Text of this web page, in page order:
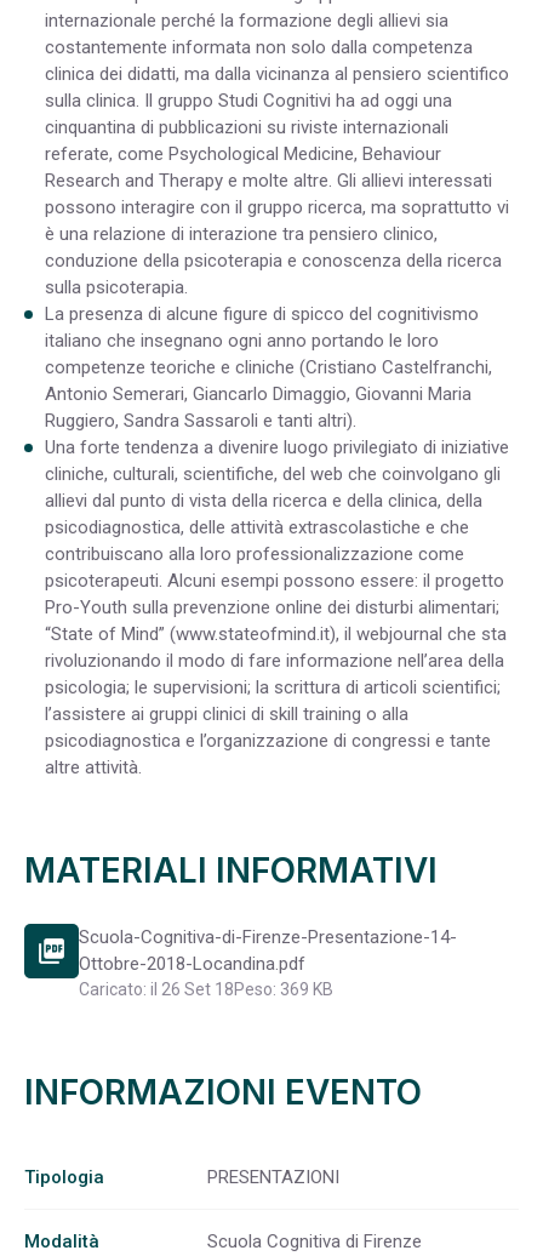
internazionale perché la formazione degli allievi sia
costantemente informata non solo dalla competenza
clinica dei didatti, ma dalla vicinanza al pensiero scientifico
sulla clinica. Il gruppo Studi Cognitivi ha ad oggi una
cinquantina di pubblicazioni su riviste internazionali
referate, come Psychological Medicine, Behaviour
Research and Therapy e molte altre. Gli allievi interessati
possono interagire con il gruppo ricerca, ma soprattutto vi
è una relazione di interazione tra pensiero clinico,
conduzione della psicoterapia e conoscenza della ricerca
sulla psicoterapia.
La presenza di alcune figure di spicco del cognitivismo
italiano che insegnano ogni anno portando le loro
competenze teoriche e cliniche (Cristiano Castelfranchi,
Antonio Semerari, Giancarlo Dimaggio, Giovanni Maria
Ruggiero, Sandra Sassaroli e tanti altri).
Una forte tendenza a divenire luogo privilegiato di iniziative
cliniche, culturali, scientifiche, del web che coinvolgano gli
allievi dal punto di vista della ricerca e della clinica, della
psicodiagnostica, delle attività extrascolastiche e che
contribuiscano alla loro professionalizzazione come
psicoterapeuti. Alcuni esempi possono essere: il progetto
Pro-Youth sulla prevenzione online dei disturbi alimentari;
“State of Mind” (www.stateofmind.it), il webjournal che sta
rivoluzionando il modo di fare informazione nell’area della
psicologia; le supervisioni; la scrittura di articoli scientifici;
l’assistere ai gruppi clinici di skill training o alla
psicodiagnostica e l’organizzazione di congressi e tante
altre attività.
MATERIALI INFORMATIVI
picture_as_pdf
Scuola-Cognitiva-di-Firenze-Presentazione-14-
Ottobre-2018-Locandina.pdf
Caricato: il 26 Set 18Peso: 369 KB
INFORMAZIONI EVENTO
Tipologia PRESENTAZIONI
Modalità Scuola Cognitiva di Firenze